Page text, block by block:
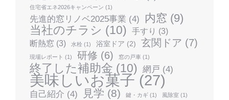
住宅省エネ2026キャンペーン (1)
先進的窓リノベ2025事業 (4) 内窓 (9)
当社のチラシ (10) 手すり (3)
断熱窓 (3) 水栓 (1) 浴室ドア (2) 玄関ドア (7)
現場レポート (1) 研修 (6) 窓の戸車 (1)
終了した補助金 (10) 網戸 (4)
美味しいお菓子(27)
自己紹介 (4) 見学 (8) 鍵・カギ (1) 風除室 (1)